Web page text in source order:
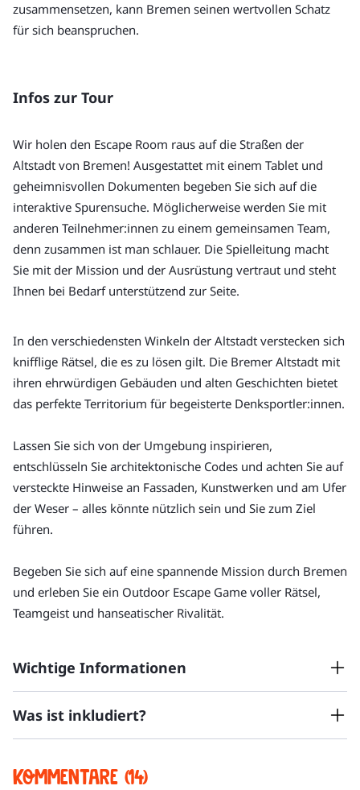
zusammensetzen, kann Bremen seinen wertvollen Schatz
für sich beanspruchen.
Infos zur Tour
Wir holen den Escape Room raus auf die Straßen der
Altstadt von Bremen! Ausgestattet mit einem Tablet und
geheimnisvollen Dokumenten begeben Sie sich auf die
interaktive Spurensuche. Möglicherweise werden Sie mit
anderen Teilnehmer:innen zu einem gemeinsamen Team,
denn zusammen ist man schlauer. Die Spielleitung macht
Sie mit der Mission und der Ausrüstung vertraut und steht
Ihnen bei Bedarf unterstützend zur Seite.
In den verschiedensten Winkeln der Altstadt verstecken sich
knifflige Rätsel, die es zu lösen gilt. Die Bremer Altstadt mit
ihren ehrwürdigen Gebäuden und alten Geschichten bietet
das perfekte Territorium für begeisterte Denksportler:innen.
Lassen Sie sich von der Umgebung inspirieren,
entschlüsseln Sie architektonische Codes und achten Sie auf
versteckte Hinweise an Fassaden, Kunstwerken und am Ufer
der Weser – alles könnte nützlich sein und Sie zum Ziel
führen.
Begeben Sie sich auf eine spannende Mission durch Bremen
und erleben Sie ein Outdoor Escape Game voller Rätsel,
Teamgeist und hanseatischer Rivalität.
Wichtige Informationen
Die Tour hat in der Regel bis zu 14 Teilnehmer:innen.
Die Tour findet bei jedem Wetter statt. Denken Sie bitte
an entsprechende Kleidung und bequeme Schuhe.
Es können maximal 2 Teams gleichzeitig spielen.
Was ist inkludiert?
Outdoor Escape Game
Kommentare (14)